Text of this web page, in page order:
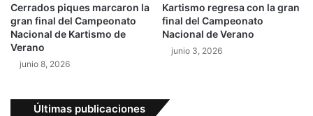
Cerrados piques marcaron la
gran final del Campeonato
Nacional de Kartismo de
Verano
junio 8, 2026
Kartismo regresa con la gran
final del Campeonato
Nacional de Verano
junio 3, 2026
Últimas publicaciones